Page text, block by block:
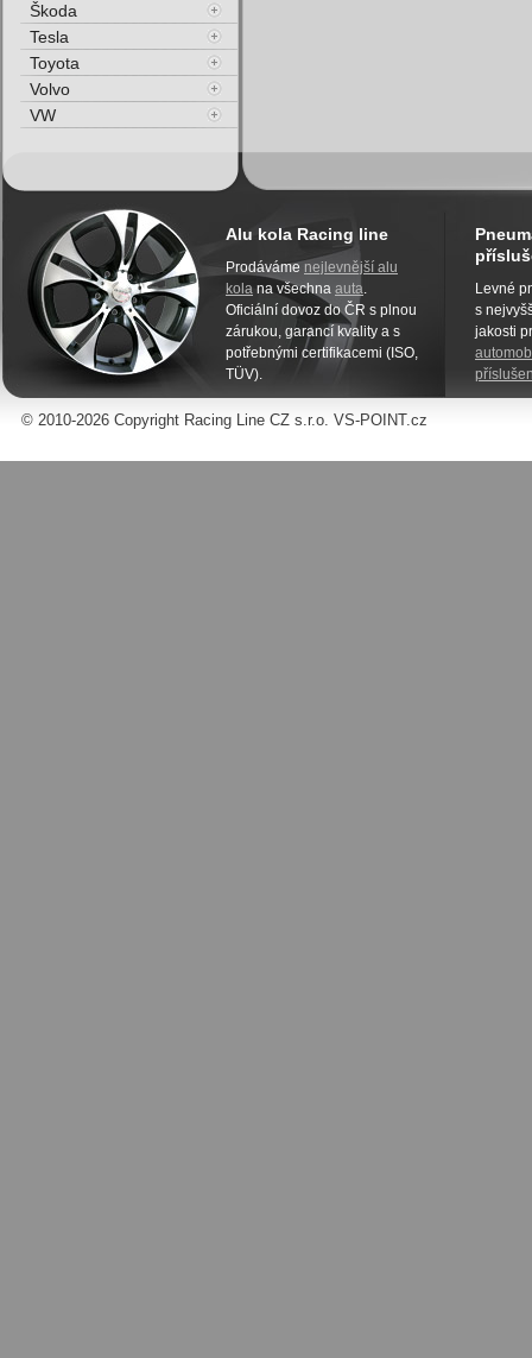
Škoda
Tesla
Toyota
Volvo
VW
Alu kola Racing line
Prodáváme nejlevnější alu
kola na všechna auta.
Oficiální dovoz do ČR s plnou
zárukou, garancí kvality a s
potřebnými certifikacemi (ISO,
TÜV).
Levné
s
jakosti
© 2010-2026 Copyright Racing Line CZ s.r.o. VS-POINT.cz